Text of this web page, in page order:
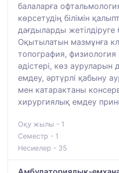
балаларға
көрсетудің білімін
дағдыларды жетілдіруге
Оқытылатын мазмұнға
топография, физиология
әдістері, көз
емдеу, әртүрлі қабыну
мен катарактаны
хирургиялық емдеу
Оқу жылы - 1
Семестр - 1
Несиелер - 35